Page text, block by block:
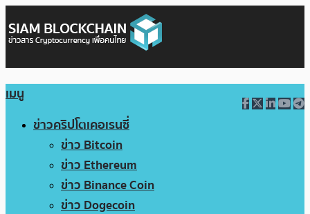
เมนู
ข่าวคริปโตเคอเรนซี่
ข่าว Bitcoin
ข่าว Ethereum
ข่าว Binance Coin
ข่าว Dogecoin